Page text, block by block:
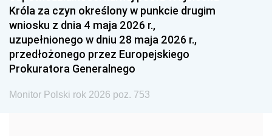
1987 1986 1985
1984 1983
1981 1980 1979
1978 1977
1975 1974
Króla za czyn określony w punkcie drugim
wniosku z dnia 4 maja 2026 r.,
uzupełnionego w dniu 28 maja 2026 r.,
przedłożonego przez Europejskiego
Prokuratora Generalnego
Monitor Polski rok 2026 poz. 753